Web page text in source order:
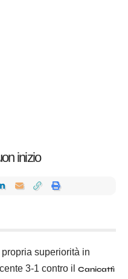
inizio
superiorità in
3-1 contro il
Canicattì